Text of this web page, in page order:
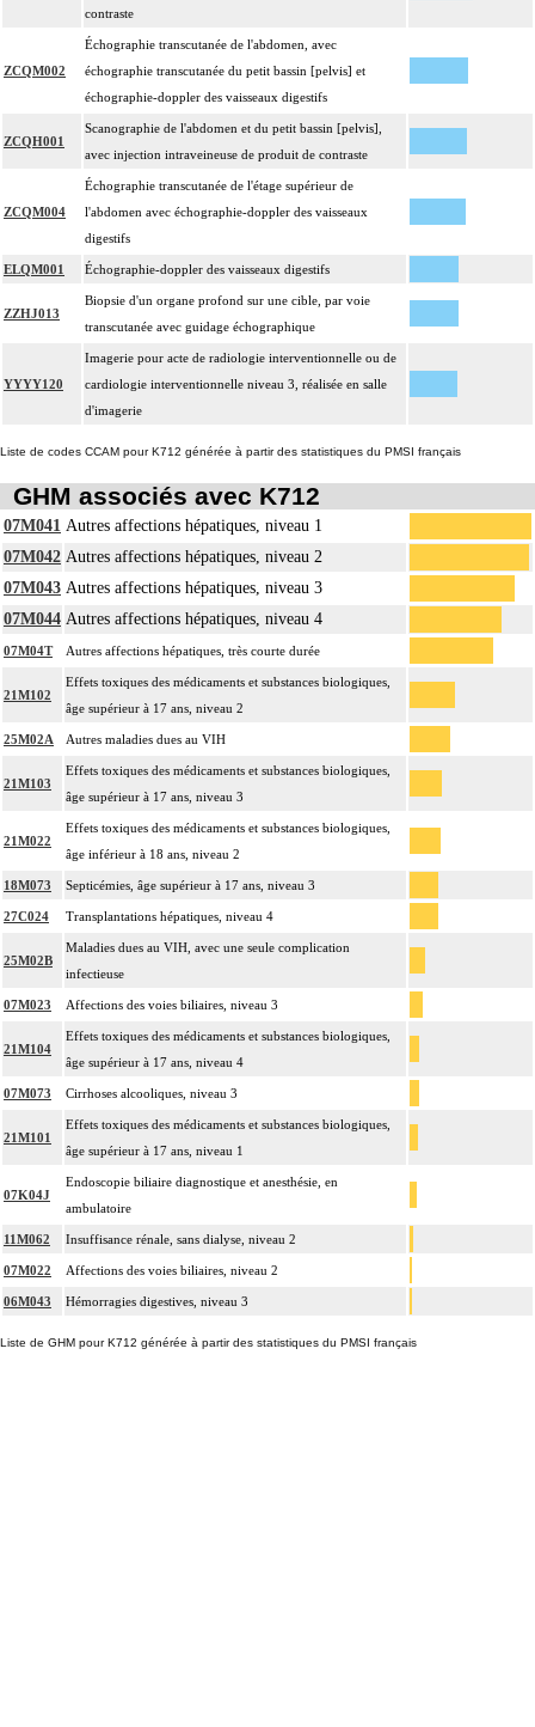
contraste
ZCQM002
Échographie transcutanée de l'abdomen, avec
échographie transcutanée du petit bassin [pelvis] et
échographie-doppler des vaisseaux digestifs
ZCQH001
Scanographie de l'abdomen et du petit bassin [pelvis],
avec injection intraveineuse de produit de contraste
ZCQM004
Échographie transcutanée de l'étage supérieur de
l'abdomen avec échographie-doppler des vaisseaux
digestifs
ELQM001 Échographie-doppler des vaisseaux digestifs
ZZHJ013
Biopsie d'un organe profond sur une cible, par voie
transcutanée avec guidage échographique
YYYY120
Imagerie pour acte de radiologie interventionnelle ou de
cardiologie interventionnelle niveau 3, réalisée en salle
d'imagerie
Liste de codes CCAM pour K712 générée à partir des statistiques du PMSI français
GHM associés avec K712
07M041 Autres affections hépatiques, niveau 1
07M042 Autres affections hépatiques, niveau 2
07M043 Autres affections hépatiques, niveau 3
07M044 Autres affections hépatiques, niveau 4
07M04T Autres affections hépatiques, très courte durée
21M102
Effets toxiques des médicaments et substances biologiques,
âge supérieur à 17 ans, niveau 2
25M02A Autres maladies dues au VIH
21M103
Effets toxiques des médicaments et substances biologiques,
âge supérieur à 17 ans, niveau 3
21M022
Effets toxiques des médicaments et substances biologiques,
âge inférieur à 18 ans, niveau 2
18M073 Septicémies, âge supérieur à 17 ans, niveau 3
27C024 Transplantations hépatiques, niveau 4
25M02B
Maladies dues au VIH, avec une seule complication
infectieuse
07M023 Affections des voies biliaires, niveau 3
21M104
Effets toxiques des médicaments et substances biologiques,
âge supérieur à 17 ans, niveau 4
07M073 Cirrhoses alcooliques, niveau 3
21M101
Effets toxiques des médicaments et substances biologiques,
âge supérieur à 17 ans, niveau 1
07K04J
Endoscopie biliaire diagnostique et anesthésie, en
ambulatoire
11M062 Insuffisance rénale, sans dialyse, niveau 2
07M022 Affections des voies biliaires, niveau 2
06M043 Hémorragies digestives, niveau 3
Liste de GHM pour K712 générée à partir des statistiques du PMSI français